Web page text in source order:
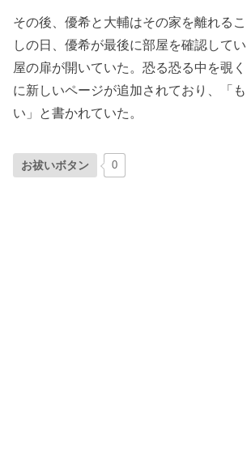
その後、優希と大輔はその家を離れる
しの日、優希が最後に部屋を確認して
屋の扉が開いていた。恐る恐る中を覗
に新しいページが追加されており、「
い」と書かれていた。
お祓いボタン 0